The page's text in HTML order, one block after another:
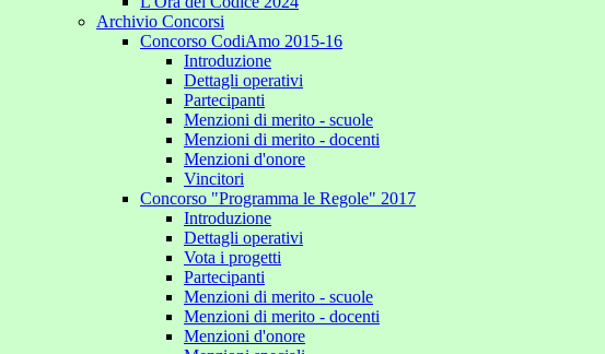
Archivio Concorsi
Concorso CodiAmo 2015-16
Introduzione
Dettagli operativi
Partecipanti
Menzioni di merito - scuole
Menzioni di merito - docenti
Menzioni d'onore
Vincitori
Concorso "Programma le Regole" 2017
Introduzione
Dettagli operativi
Vota i progetti
Partecipanti
Menzioni di merito - scuole
Menzioni di merito - docenti
Menzioni d'onore